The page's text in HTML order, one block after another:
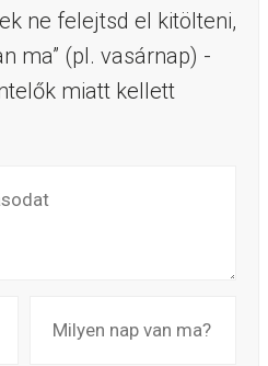
ne felejtsd el kitölteni,
ma” (pl. vasárnap) -
miatt kellett